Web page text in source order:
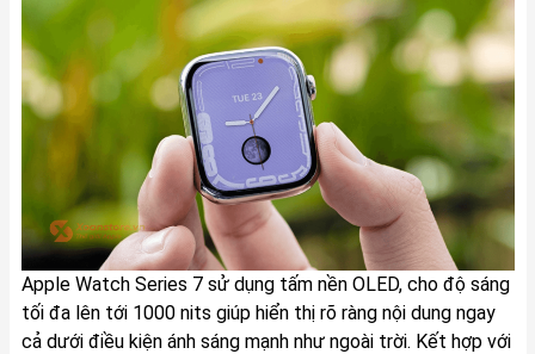
Apple Watch Series 7 sử dụng tấm nền OLED, cho độ sáng
tối đa lên tới 1000 nits giúp hiển thị rõ ràng nội dung ngay
cả dưới điều kiện ánh sáng mạnh như ngoài trời. Kết hợp với